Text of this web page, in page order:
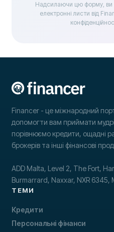
Надсилаючи цю форму, ви
електронні листи від
Financer - це міжнародний
допомогти вам приймати
порівнюємо кредити, ощадні
брокерів та інші фінансові
ADD Malta, Level 2, The Fort,
Burmarrard, Naxxar, NXR 6345,
ТЕМИ
Кредити
Персональні фінанси